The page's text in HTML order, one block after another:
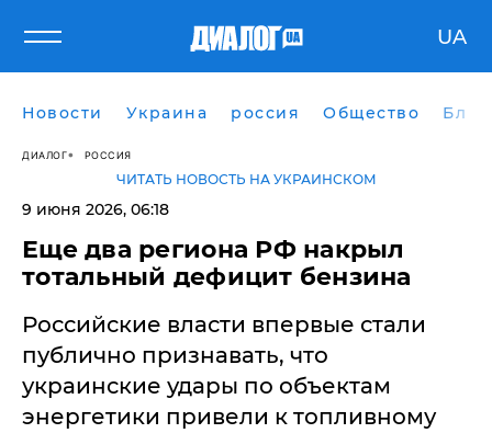
UA
Новости Украина россия Общество
ДИАЛОГ РОССИЯ
ЧИТАТЬ НОВОСТЬ НА УКРАИНСКОМ
9 июня 2026, 06:18
Еще два региона РФ накрыл
тотальный дефицит бензина
Российские власти впервые стали
публично признавать, что
украинские удары по объектам
энергетики привели к топливному